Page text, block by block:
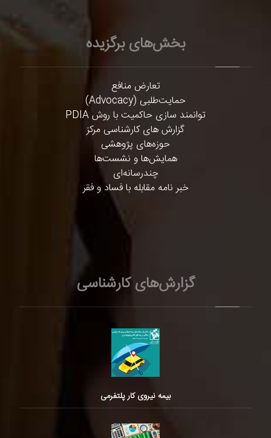
بخش‌های برگزیده
تعارض منافع
حمایت‌طلبی (Advocacy)
توانمند سازی حاکمیت با روش PDIA
گزارش های کارشناسی مرکز
حوزه‌های پژوهشی
همایش‌ها و نشست‌ها
چندرسانه‌ای
خبر نامه مقابله با فساد و فقر
گزارش‌های کارشناسی
بیمه نیروی کار پلتفرمی